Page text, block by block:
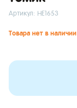
Артикул: НЕ1653
Товара нет в наличии